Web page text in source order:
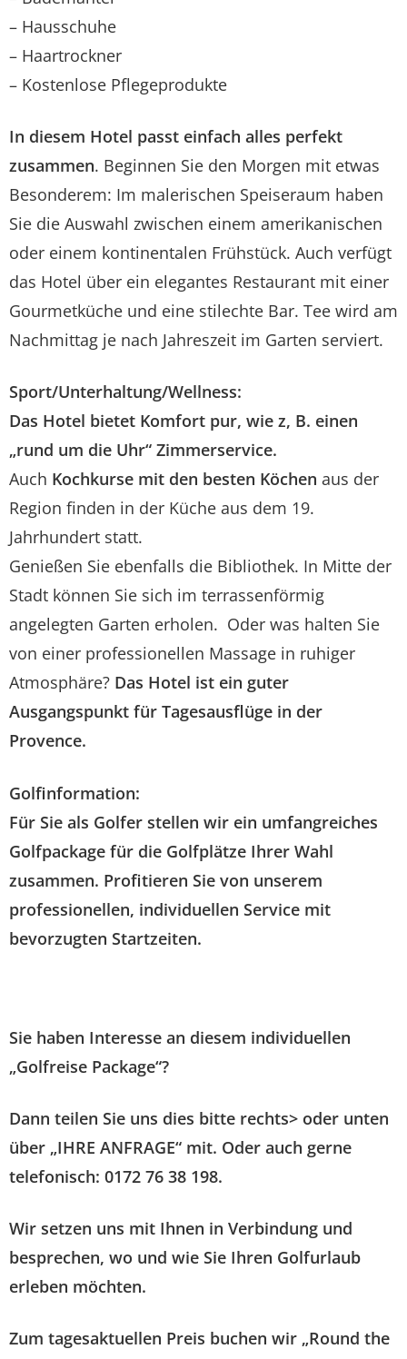
– Hausschuhe
– Haartrockner
– Kostenlose Pflegeprodukte
In diesem Hotel passt einfach alles perfekt
zusammen. Beginnen Sie den Morgen mit etwas
Besonderem: Im malerischen Speiseraum haben
Sie die Auswahl zwischen einem amerikanischen
oder einem kontinentalen Frühstück. Auch verfügt
das Hotel über ein elegantes Restaurant mit einer
Gourmetküche und eine stilechte Bar. Tee wird am
Nachmittag je nach Jahreszeit im Garten serviert.
Sport/Unterhaltung/Wellness:
Das Hotel bietet Komfort pur, wie z, B. einen
„rund um die Uhr“ Zimmerservice.
Auch Kochkurse mit den besten Köchen aus der
Region finden in der Küche aus dem 19.
Jahrhundert statt.
Genießen Sie ebenfalls die Bibliothek. In Mitte der
Stadt können Sie sich im terrassenförmig
angelegten Garten erholen. Oder was halten Sie
von einer professionellen Massage in ruhiger
Atmosphäre? Das Hotel ist ein guter
Ausgangspunkt für Tagesausflüge in der
Provence.
Golfinformation:
Für Sie als Golfer stellen wir ein umfangreiches
Golfpackage für die Golfplätze Ihrer Wahl
zusammen. Profitieren Sie von unserem
professionellen, individuellen Service mit
bevorzugten Startzeiten.
Sie haben Interesse an diesem individuellen
„Golfreise Package“?
Dann teilen Sie uns dies bitte rechts> oder unten
über „IHRE ANFRAGE“ mit. Oder auch gerne
telefonisch: 0172 76 38 198.
Wir setzen uns mit Ihnen in Verbindung und
besprechen, wo und wie Sie Ihren Golfurlaub
erleben möchten.
Zum tagesaktuellen Preis buchen wir „Round the